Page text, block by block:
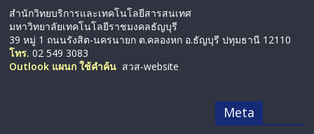
สำนักวิทยบริการและเทคโนโลยีสารสนเทศ
มหาวิทยาลัยเทคโนโลยีราชมงคลธัญบุรี
39 หมู่ 1 ถนนรังสิต-นครนายก ต.คลองหก อ.ธัญบุรี ปทุมธานี 12110
โทร. 02 549 3083
Outlook แผนก ใช้คำค้น สวส-website
Meta